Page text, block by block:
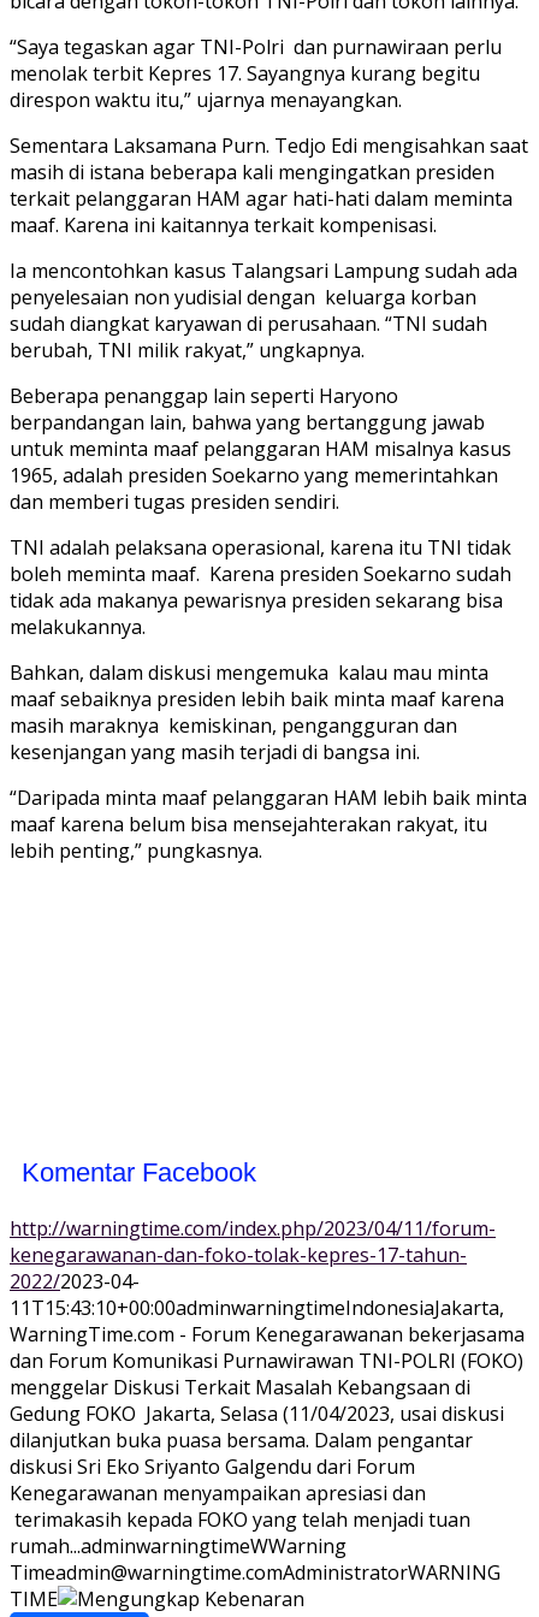
“Saya tegaskan agar TNI-Polri dan purnawiraan perlu
menolak terbit Kepres 17. Sayangnya kurang begitu
direspon waktu itu,” ujarnya menayangkan.
Sementara Laksamana Purn. Tedjo Edi mengisahkan saat
masih di istana beberapa kali mengingatkan presiden
terkait pelanggaran HAM agar hati-hati dalam meminta
maaf. Karena ini kaitannya terkait kompenisasi.
Ia mencontohkan kasus Talangsari Lampung sudah ada
penyelesaian non yudisial dengan keluarga korban
sudah diangkat karyawan di perusahaan. “TNI sudah
berubah, TNI milik rakyat,” ungkapnya.
Beberapa penanggap lain seperti Haryono
berpandangan lain, bahwa yang bertanggung jawab
untuk meminta maaf pelanggaran HAM misalnya kasus
1965, adalah presiden Soekarno yang memerintahkan
dan memberi tugas presiden sendiri.
TNI adalah pelaksana operasional, karena itu TNI tidak
boleh meminta maaf. Karena presiden Soekarno sudah
tidak ada makanya pewarisnya presiden sekarang bisa
melakukannya.
Bahkan, dalam diskusi mengemuka kalau mau minta
maaf sebaiknya presiden lebih baik minta maaf karena
masih maraknya kemiskinan, pengangguran dan
kesenjangan yang masih terjadi di bangsa ini.
“Daripada minta maaf pelanggaran HAM lebih baik minta
maaf karena belum bisa mensejahterakan rakyat, itu
lebih penting,” pungkasnya.
Komentar Facebook
http://warningtime.com/index.php/2023/04/11/forum-
kenegarawanan-dan-foko-tolak-kepres-17-tahun-
2022/2023-04-
11T15:43:10+00:00adminwarningtimeIndonesiaJakarta,
WarningTime.com - Forum Kenegarawanan bekerjasama
dan Forum Komunikasi Purnawirawan TNI-POLRI (FOKO)
menggelar Diskusi Terkait Masalah Kebangsaan di
Gedung FOKO Jakarta, Selasa (11/04/2023, usai diskusi
dilanjutkan buka puasa bersama. Dalam pengantar
diskusi Sri Eko Sriyanto Galgendu dari Forum
Kenegarawanan menyampaikan apresiasi dan
terimakasih kepada FOKO yang telah menjadi tuan
rumah...adminwarningtimeWWarning
Timeadmin@warningtime.comAdministratorWARNING
TIME